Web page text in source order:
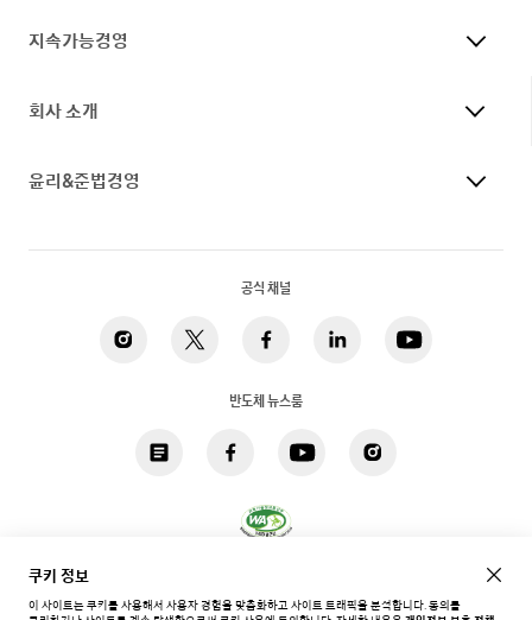
지속가능경영
회사 소개
윤리&준법경영
공식 채널
반도체 뉴스룸
쿠키 정보
이 사이트는 쿠키를 사용해서 사용자 경험을 맞춤화하고 사이트 트래픽을 분석합니다. 동의를